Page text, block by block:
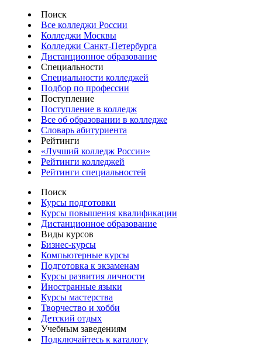
Поиск
Все колледжи России
Колледжи Москвы
Колледжи Санкт-Петербурга
Дистанционное образование
Специальности
Специальности колледжей
Подбор по профессии
Поступление
Поступление в колледж
Все об образовании в колледже
Словарь абитуриента
Рейтинги
«Лучший колледж России»
Рейтинги колледжей
Рейтинги специальностей
Поиск
Курсы подготовки
Курсы повышения квалификации
Дистанционное образование
Виды курсов
Бизнес-курсы
Компьютерные курсы
Подготовка к экзаменам
Курсы развития личности
Иностранные языки
Курсы мастерства
Творчество и хобби
Детский отдых
Учебным заведениям
Подключайтесь к каталогу